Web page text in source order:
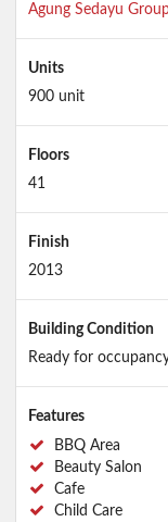
Agung Sedayu
Units
900 unit
Floors
41
Finish
2013
Building Condition
Ready for
Features
BBQ Area
Beauty Salon
Cafe
Child Care